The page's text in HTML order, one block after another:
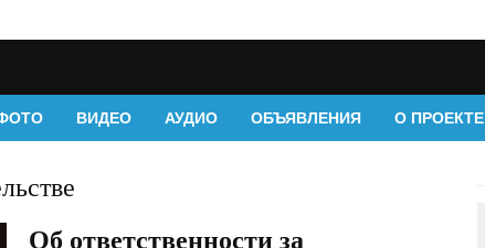
ВИДЕО АУДИО ОБЪЯВЛЕНИЯ О ПРОЕКТЕ
Об ответственности за